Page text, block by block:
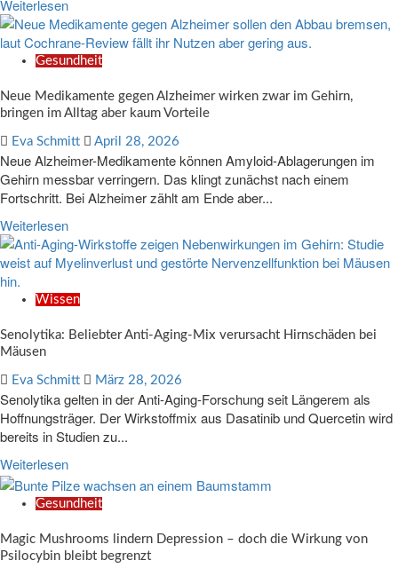
Weiterlesen
Gesundheit
Neue Medikamente gegen Alzheimer wirken zwar im Gehirn,
bringen im Alltag aber kaum Vorteile
Eva Schmitt April 28, 2026
Neue Alzheimer-Medikamente können Amyloid-Ablagerungen im
Gehirn messbar verringern. Das klingt zunächst nach einem
Fortschritt. Bei Alzheimer zählt am Ende aber...
Weiterlesen
Wissen
Senolytika: Beliebter Anti-Aging-Mix verursacht Hirnschäden bei
Mäusen
Eva Schmitt März 28, 2026
Senolytika gelten in der Anti-Aging-Forschung seit Längerem als
Hoffnungsträger. Der Wirkstoffmix aus Dasatinib und Quercetin wird
bereits in Studien zu...
Weiterlesen
Gesundheit
Magic Mushrooms lindern Depression – doch die Wirkung von
Psilocybin bleibt begrenzt